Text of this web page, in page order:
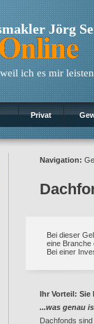
Jörg
ich es mir
Privat
Navigation:
Bei dieser
eine Branche
Bei einer
Ihr Vorteil: Sie
...was genau
Dachfonds